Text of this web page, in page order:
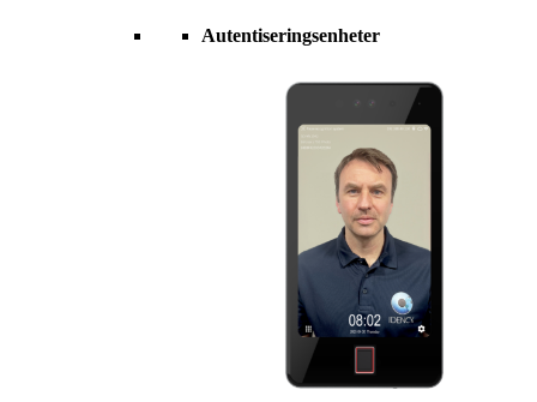
Autentiseringsenheter